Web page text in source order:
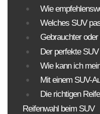
Wie
Welches SUV
Gebrauchter
Der perfekte
Wie kann ich
Mit einem SUV-
Die richtigen
Reifenwahl beim SUV